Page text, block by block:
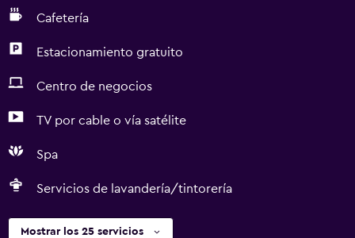
Cafetería
Estacionamiento gratuito
Centro de negocios
TV por cable o vía satélite
Spa
Servicios de lavandería/tintorería
Mostrar los 25 servicios